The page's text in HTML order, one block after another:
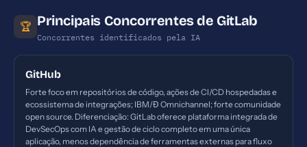
🏆 Principais Concorrentes de GitLab
Concorrentes identificados pela IA
GitHub
Forte foco em repositórios de código, ações de CI/CD hospedadas e
ecossistema de integrações; IBM/Đ Omnichannel; forte comunidade
open source. Diferenciação: GitLab oferece plataforma integrada de
DevSecOps com IA e gestão de ciclo completo em uma única
aplicação, menos dependência de ferramentas externas para fluxo